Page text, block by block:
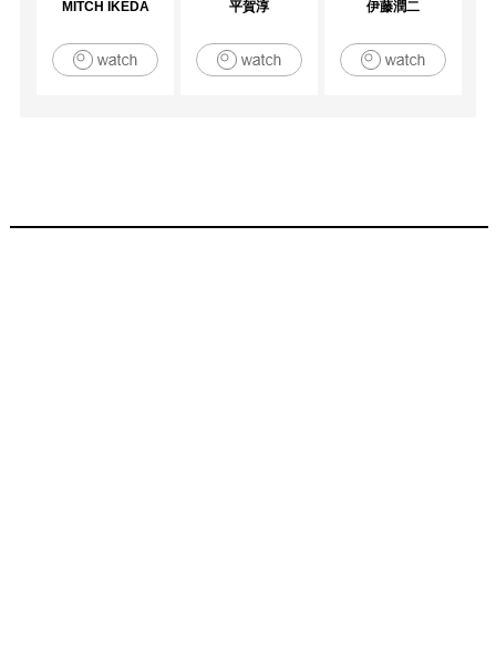
MITCH IKEDA 平賀淳 伊藤潤二